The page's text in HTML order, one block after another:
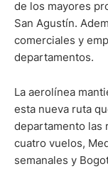
de los mayores
San Agustín.
comerciales y
departamentos.
La aerolínea
esta nueva ruta
departamento las
cuatro vuelos,
semanales y